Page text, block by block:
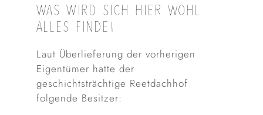
WAS WIRD SICH HIER WOHL
ALLES FINDET
Laut Überlieferung der vorherigen
Eigentümer hatte der
geschichtsträchtige Reetdachhof
folgende Besitzer: